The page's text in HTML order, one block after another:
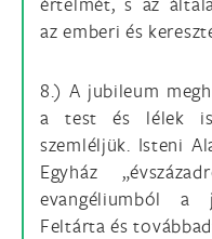
az emberi és
8.) A jubileum
a test és lélek
szemléljük. Isteni
Egyház
evangéliumból a
Feltárta és